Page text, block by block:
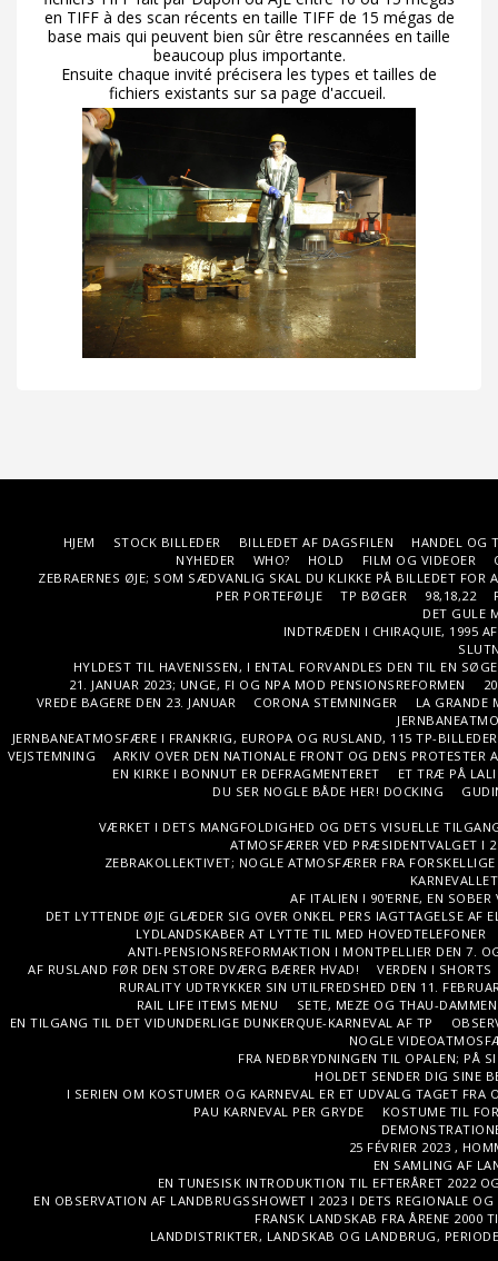
en TIFF à des scan récents en taille TIFF de 15 mégas de
base mais qui peuvent bien sûr être rescannées en taille
beaucoup plus importante.
Ensuite chaque invité précisera les types et tailles de
fichiers existants sur sa page d'accueil.
HJEM STOCK BILLEDER BILLEDET AF DAGSFILEN
HANDEL OG
NYHEDER
WHO? HOLD FILM OG VIDEOER
ZEBRAERNES ØJE; SOM SÆDVANLIG SKAL DU KLIKKE PÅ BILLEDET FOR
PER PORTEFØLJE
TP BØGER 98,18,22
DET GULE
INDTRÆDEN I CHIRAQUIE, 1995
HYLDEST TIL HAVENISSEN, I ENTAL FORVANDLES DEN TIL EN
21. JANUAR 2023; UNGE, FI OG NPA MOD PENSIONSREFORMEN
VREDE BAGERE DEN 23. JANUAR
CORONA STEMNINGER
LA GRANDE
JERNBANEATMOSFÆRE I FRANKRIG, EUROPA OG RUSLAND, 115 TP-
VEJSTEMNING
ARKIV OVER DEN NATIONALE FRONT OG DENS PROTESTER
EN KIRKE I BONNUT ER DEFRAGMENTERET
ET TRÆ PÅ
DU SER NOGLE BÅDE HER! DOCKING
VÆRKET I DETS MANGFOLDIGHED OG DETS VISUELLE
ATMOSFÆRER VED PRÆSIDENTVALGET I
ZEBRAKOLLEKTIVET; NOGLE ATMOSFÆRER FRA
AF ITALIEN I 90'ERNE, EN
DET LYTTENDE ØJE GLÆDER SIG OVER ONKEL PERS IAGTTAGELSE AF
LYDLANDSKABER AT LYTTE TIL MED HOVEDTELEFONER
ANTI-PENSIONSREFORMAKTION I MONTPELLIER DEN 7.
AF RUSLAND FØR DEN STORE DVÆRG BÆRER HVAD!
VERDEN I SHORTS
RURALITY UDTRYKKER SIN UTILFREDSHED DEN 11.
RAIL LIFE ITEMS MENU
SETE, MEZE OG THAU-DAMMEN
EN TILGANG TIL DET VIDUNDERLIGE DUNKERQUE-KARNEVAL AF TP
NOGLE
FRA NEDBRYDNINGEN TIL OPALEN; PÅ
HOLDET SENDER DIG SINE
I SERIEN OM KOSTUMER OG KARNEVAL ER ET UDVALG TAGET FRA
PAU KARNEVAL PER GRYDE
KOSTUME TIL
25 FÉVRIER 2023 ,
EN SAMLING AF
EN TUNESISK INTRODUKTION TIL EFTERÅRET 2022
EN OBSERVATION AF LANDBRUGSSHOWET I 2023 I DETS REGIONALE
FRANSK LANDSKAB FRA ÅRENE 2000
LANDDISTRIKTER, LANDSKAB OG LANDBRUG,